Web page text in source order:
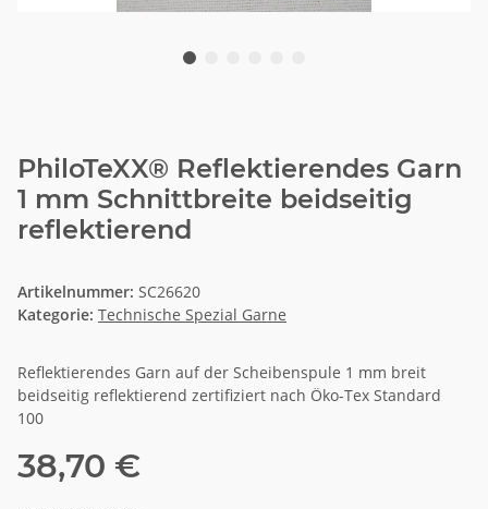
PhiloTeXX® Reflektierendes Garn
1 mm Schnittbreite beidseitig
reflektierend
Artikelnummer: SC26620
Kategorie: Technische Spezial Garne
Reflektierendes Garn auf der Scheibenspule 1 mm breit
beidseitig reflektierend zertifiziert nach Öko-Tex Standard
100
38,70 €